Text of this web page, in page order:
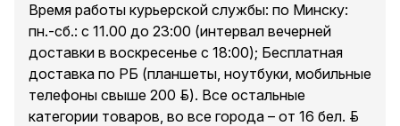
2. Минский р-н, Новодворский с/, 40/2, бизнес-центр
«S-UNION»
3. Минск, ул. Притыцкого, 23А, ТЦ «Орбита Молл», 2
этаж
4. Минск, ул. Денисовская, 37, в торце здания
5. Минск, ул. Куйбышева, 44, помещение 2-Н
Время работы курьерской службы: по Минску:
пн.-сб.: с 11.00 до 23:00 (интервал вечерней
доставки в воскресенье с 18:00); Бесплатная
доставка по РБ (планшеты, ноутбуки, мобильные
телефоны свыше 200 руб.). Все остальные
категории товаров, во все города – от 16 бел. руб.